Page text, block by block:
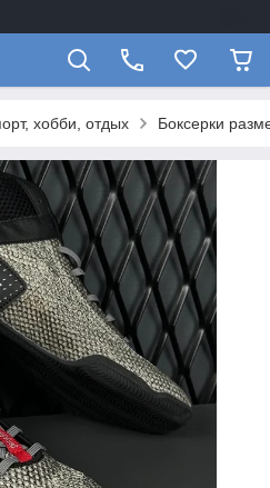
хобби, отдых Боксерки